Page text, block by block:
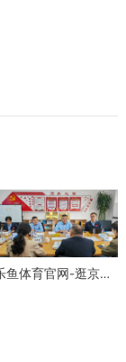
乐鱼体育官网-逛京东12.12买爆款数码 5折开抢 享年终超低价